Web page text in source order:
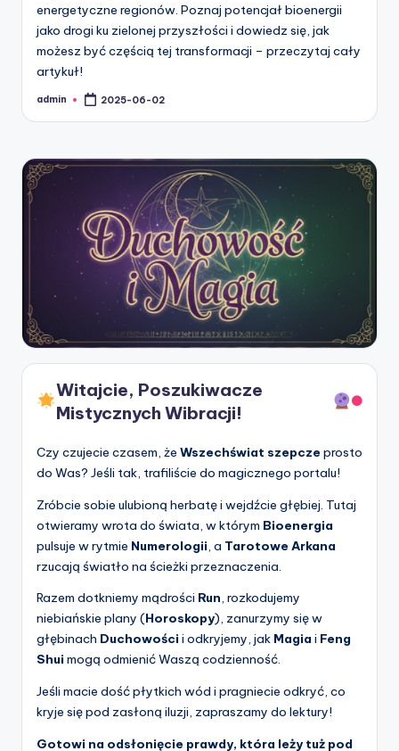
energetyczne regionów. Poznaj potencjał bioenergii
jako drogi ku zielonej przyszłości i dowiedz się, jak
możesz być częścią tej transformacji – przeczytaj cały
artykuł!
Posted
admin 2025-06-02
Witajcie, Poszukiwacze
Mistycznych Wibracji!
Czy czujecie czasem, że Wszechświat szepcze prosto
do Was? Jeśli tak, trafiliście do magicznego portalu!
Zróbcie sobie ulubioną herbatę i wejdźcie głębiej. Tutaj
otwieramy wrota do świata, w którym Bioenergia
pulsuje w rytmie Numerologii , a Tarotowe Arkana
rzucają światło na ścieżki przeznaczenia.
Razem dotkniemy mądrości Run, rozkodujemy
niebiańskie plany (Horoskopy), zanurzymy się w
głębinach Duchowości i odkryjemy, jak Magia i Feng
Shui mogą odmienić Waszą codzienność.
Jeśli macie dość płytkich wód i pragniecie odkryć, co
kryje się pod zasłoną iluzji, zapraszamy do lektury!
Gotowi na odsłonięcie prawdy, która leży tuż pod